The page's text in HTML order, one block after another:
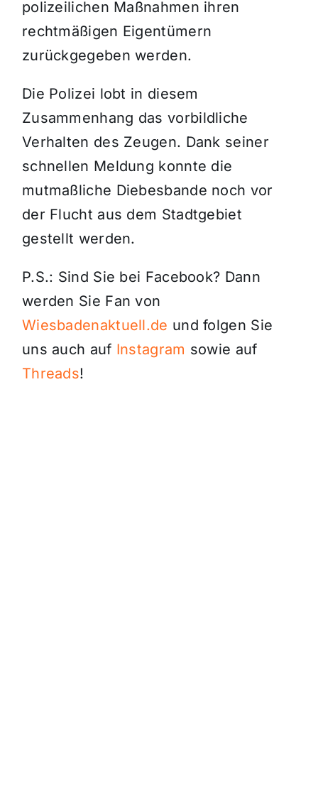
polizeilichen Maßnahmen ihren
rechtmäßigen Eigentümern
zurückgegeben werden.
Die Polizei lobt in diesem
Zusammenhang das vorbildliche
Verhalten des Zeugen. Dank seiner
schnellen Meldung konnte die
mutmaßliche Diebesbande noch vor
der Flucht aus dem Stadtgebiet
gestellt werden.
P.S.: Sind Sie bei Facebook? Dann
werden Sie Fan von
Wiesbadenaktuell.de und folgen Sie
uns auch auf Instagram sowie auf
Threads!